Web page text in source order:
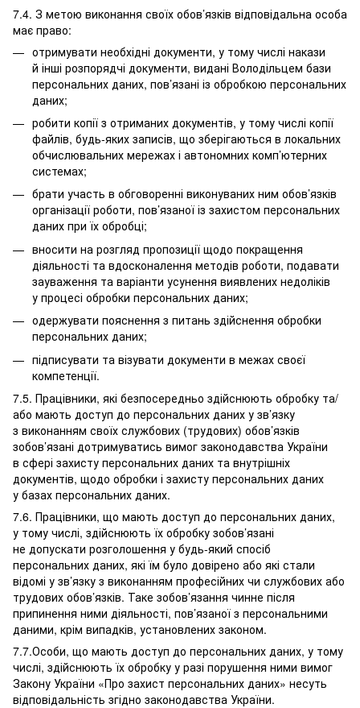
7.4. З метою виконання своїх обов’язків відповідальна особа
має право:
отримувати необхідні документи, у тому числі накази
й інші розпорядчі документи, видані Володільцем бази
персональних даних, пов’язані із обробкою персональних
даних;
робити копії з отриманих документів, у тому числі копії
файлів, будь-яких записів, що зберігаються в локальних
обчислювальних мережах і автономних комп’ютерних
системах;
брати участь в обговоренні виконуваних ним обов’язків
організації роботи, пов’язаної із захистом персональних
даних при їх обробці;
вносити на розгляд пропозиції щодо покращення
діяльності та вдосконалення методів роботи, подавати
зауваження та варіанти усунення виявлених недоліків
у процесі обробки персональних даних;
одержувати пояснення з питань здійснення обробки
персональних даних;
підписувати та візувати документи в межах своєї
компетенції.
7.5. Працівники, які безпосередньо здійснюють обробку та/
або мають доступ до персональних даних у зв’язку
з виконанням своїх службових (трудових) обов’язків
зобов’язані дотримуватись вимог законодавства України
в сфері захисту персональних даних та внутрішніх
документів, щодо обробки і захисту персональних даних
у базах персональних даних.
7.6. Працівники, що мають доступ до персональних даних,
у тому числі, здійснюють їх обробку зобов’язані
не допускати розголошення у будь-який спосіб
персональних даних, які їм було довірено або які стали
відомі у зв’язку з виконанням професійних чи службових або
трудових обов’язків. Таке зобов’язання чинне після
припинення ними діяльності, пов’язаної з персональними
даними, крім випадків, установлених законом.
7.7.Особи, що мають доступ до персональних даних, у тому
числі, здійснюють їх обробку у разі порушення ними вимог
Закону України «Про захист персональних даних» несуть
відповідальність згідно законодавства України.